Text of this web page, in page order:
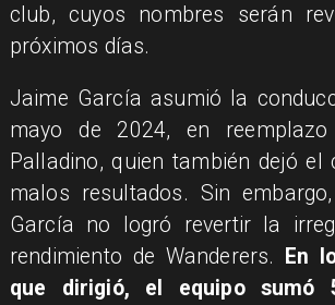
club, cuyos nombres serán
próximos días.
Jaime García asumió la
mayo de 2024, en
Palladino, quien también dejó el
malos resultados. Sin
García no logró revertir la
rendimiento de Wanderers.
En
que dirigió, el equipo sumó